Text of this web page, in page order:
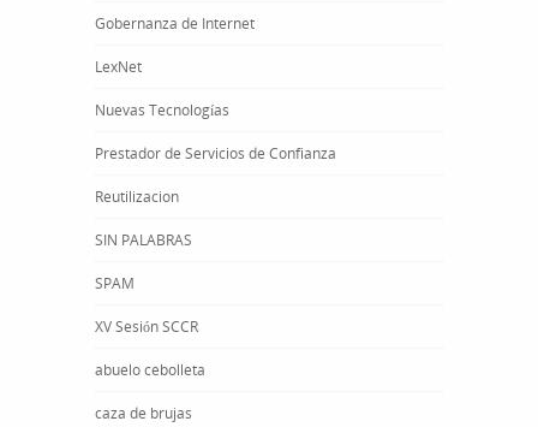
Gobernanza de Internet
LexNet
Nuevas Tecnologías
Prestador de Servicios de Confianza
Reutilizacion
SIN PALABRAS
SPAM
XV Sesión SCCR
abuelo cebolleta
caza de brujas